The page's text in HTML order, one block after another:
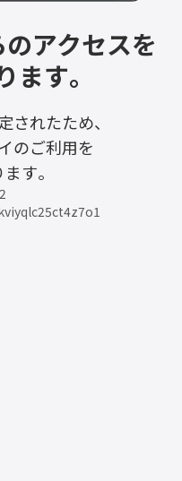
アクセスを
ます。
されたため、
のご利用を
す。